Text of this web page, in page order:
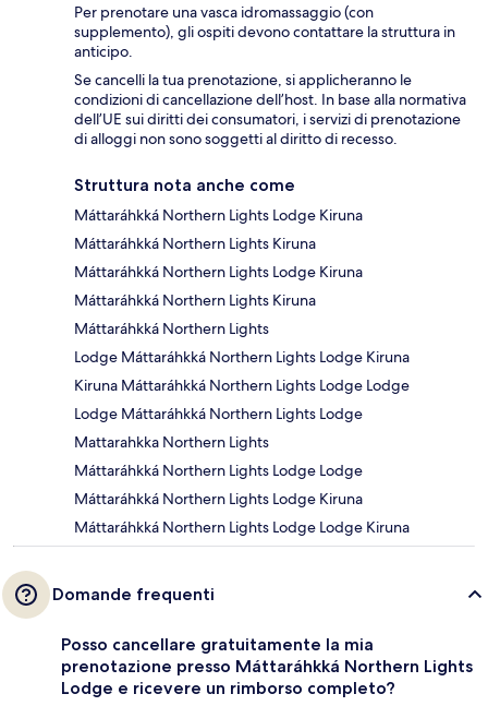
Per prenotare una vasca idromassaggio (con
supplemento), gli ospiti devono contattare la struttura in
anticipo.
Se cancelli la tua prenotazione, si applicheranno le
condizioni di cancellazione dell’host. In base alla normativa
dell’UE sui diritti dei consumatori, i servizi di prenotazione
di alloggi non sono soggetti al diritto di recesso.
Struttura nota anche come
Máttaráhkká Northern Lights Lodge Kiruna
Máttaráhkká Northern Lights Kiruna
Máttaráhkká Northern Lights Lodge Kiruna
Máttaráhkká Northern Lights Kiruna
Máttaráhkká Northern Lights
Lodge Máttaráhkká Northern Lights Lodge Kiruna
Kiruna Máttaráhkká Northern Lights Lodge Lodge
Lodge Máttaráhkká Northern Lights Lodge
Mattarahkka Northern Lights
Máttaráhkká Northern Lights Lodge Lodge
Máttaráhkká Northern Lights Lodge Kiruna
Máttaráhkká Northern Lights Lodge Lodge Kiruna
Domande frequenti
Posso cancellare gratuitamente la mia
prenotazione presso Máttaráhkká Northern Lights
Lodge e ricevere un rimborso completo?